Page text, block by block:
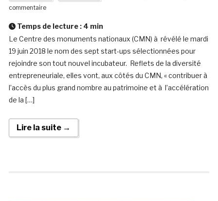
commentaire
Temps de lecture : 4 min
Le Centre des monuments nationaux (CMN) à révélé le mardi
19 juin 2018 le nom des sept start-ups sélectionnées pour
rejoindre son tout nouvel incubateur. Reflets de la diversité
entrepreneuriale, elles vont, aux côtés du CMN, « contribuer à
l’accès du plus grand nombre au patrimoine et à l’accélération
de la […]
Lire la suite →